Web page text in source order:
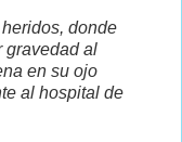
donde
gravedad al
en su ojo
al hospital de